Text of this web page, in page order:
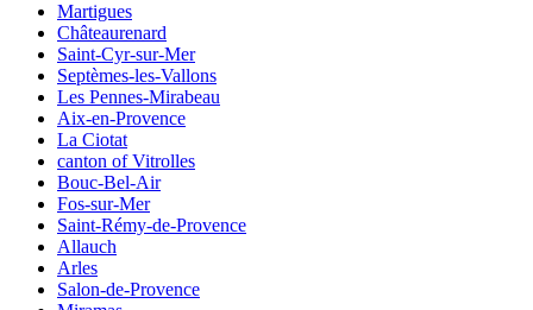
Martigues
Châteaurenard
Saint-Cyr-sur-Mer
Septèmes-les-Vallons
Les Pennes-Mirabeau
Aix-en-Provence
La Ciotat
canton of Vitrolles
Bouc-Bel-Air
Fos-sur-Mer
Saint-Rémy-de-Provence
Allauch
Arles
Salon-de-Provence